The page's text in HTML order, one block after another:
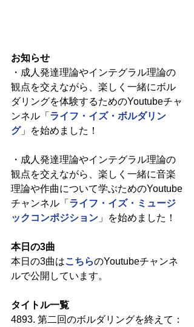
お知らせ
・成人発達理論やインテグラル理論の
観点を交えながら、楽しく一緒にボル
ダリングを体験するためのYoutubeチャ
ンネル「 ライフ・イズ・ボルダリン
グ」を始めました！
・成人発達理論やインテグラル理論の
観点を交えながら、楽しく一緒に音楽
理論や作曲について学ぶためのYoutube
チャンネル「 ライフ・イズ・ミュージ
ックコンポジション 」を始めました！
本日の3曲
本日の3曲はこちらのYoutubeチャンネ
ルで公開しています。
タイトル一覧
4893. 第二回のボルダリングを終えて：